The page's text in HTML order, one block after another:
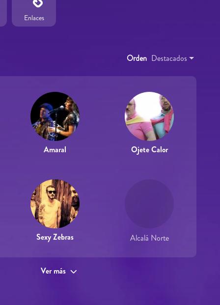
Enlaces
Orden Destacados
Amaral Ojete Calor
Sexy Zebras Alcalá Norte
Ver más